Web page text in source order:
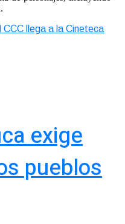
llega a la Cineteca
exige
pueblos